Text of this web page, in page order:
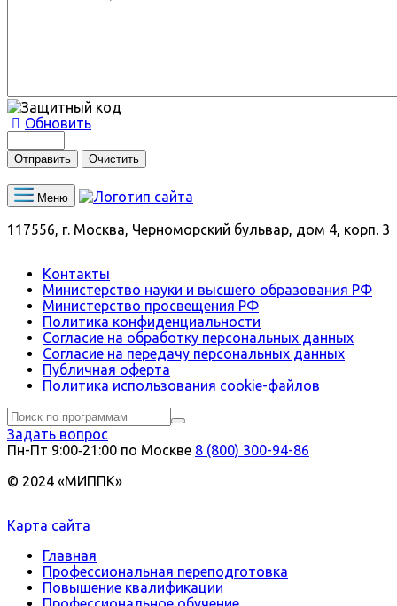
Обновить
Отправить Очистить
Меню
117556, г. Москва, Черноморский бульвар, дом 4, корп. 3
Контакты
Министерство науки и высшего образования РФ
Министерство просвещения РФ
Политика конфиденциальности
Согласие на обработку персональных данных
Согласие на передачу персональных данных
Публичная оферта
Политика использования сookie-файлов
Задать вопрос
Пн-Пт 9:00‑21:00 по Москве 8 (800) 300-94-86
© 2024 «МИППК»
Карта сайта
Главная
Профессиональная переподготовка
Повышение квалификации